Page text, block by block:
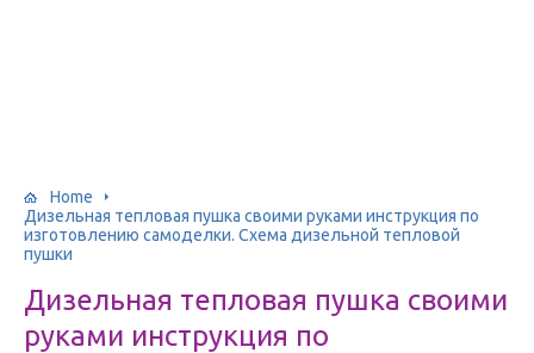
Home
Дизельная тепловая пушка своими руками инструкция по
изготовлению самоделки. Схема дизельной тепловой
пушки
Дизельная тепловая пушка своими
руками инструкция по